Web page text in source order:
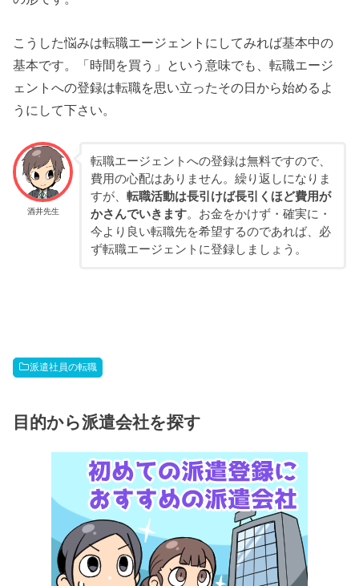
こうした悩みは転職エージェントにしてみれば基本中の
基本です。「時間を買う」という意味でも、転職エージ
ェントへの登録は転職を思い立ったその日から始めるよ
うにして下さい。
酒井先生
転職エージェントへの登録は無料ですので、
費用の心配はありません。繰り返しになりま
すが、 転職活動は長引けば長引くほど費用が
かさんでいきます。お金をかけず・確実に・
今より良い転職先を希望するのであれば、必
ず転職エージェントに登録しましょう。
派遣社員の転職
目的から派遣会社を探す